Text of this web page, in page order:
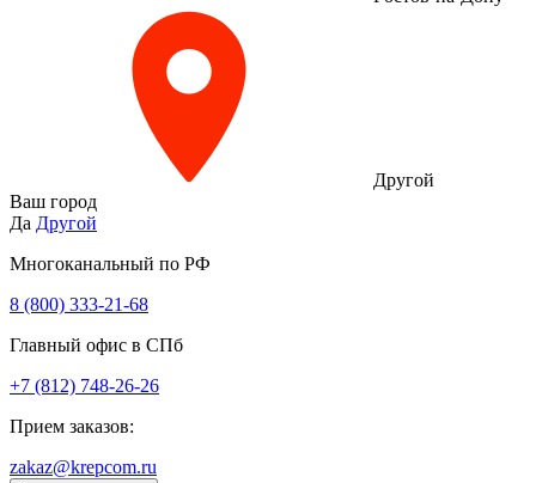
Другой
Ваш город
Да Другой
Многоканальный по РФ
8 (800) 333‑21-68
Главный офис в СПб
+7 (812) 748-26-26
Прием заказов:
zakaz@krepcom.ru